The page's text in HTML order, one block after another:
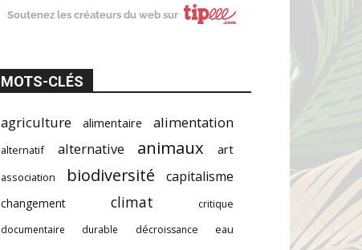
Soutenez les créateurs du web sur
MOTS-CLÉS
agriculture alimentaire alimentation
alternatif alternative animaux art
association biodiversité capitalisme
changement climat
critique
documentaire
durable décroissance eau